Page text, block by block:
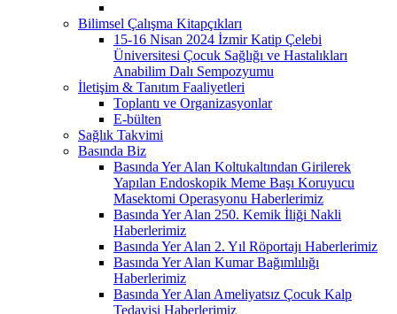
Bilimsel Çalışma Kitapçıkları
15-16 Nisan 2024 İzmir Katip Çelebi
Üniversitesi Çocuk Sağlığı ve Hastalıkları
Anabilim Dalı Sempozyumu
İletişim & Tanıtım Faaliyetleri
Toplantı ve Organizasyonlar
E-bülten
Sağlık Takvimi
Basında Biz
Basında Yer Alan Koltukaltından Girilerek
Yapılan Endoskopik Meme Başı Koruyucu
Masektomi Operasyonu Haberlerimiz
Basında Yer Alan 250. Kemik İliği Nakli
Haberlerimiz
Basında Yer Alan 2. Yıl Röportajı Haberlerimiz
Basında Yer Alan Kumar Bağımlılığı
Haberlerimiz
Basında Yer Alan Ameliyatsız Çocuk Kalp
Tedavisi Haberlerimiz